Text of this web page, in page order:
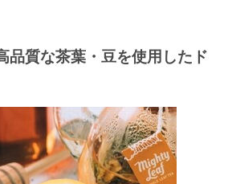
品質な茶葉・豆を使用したド